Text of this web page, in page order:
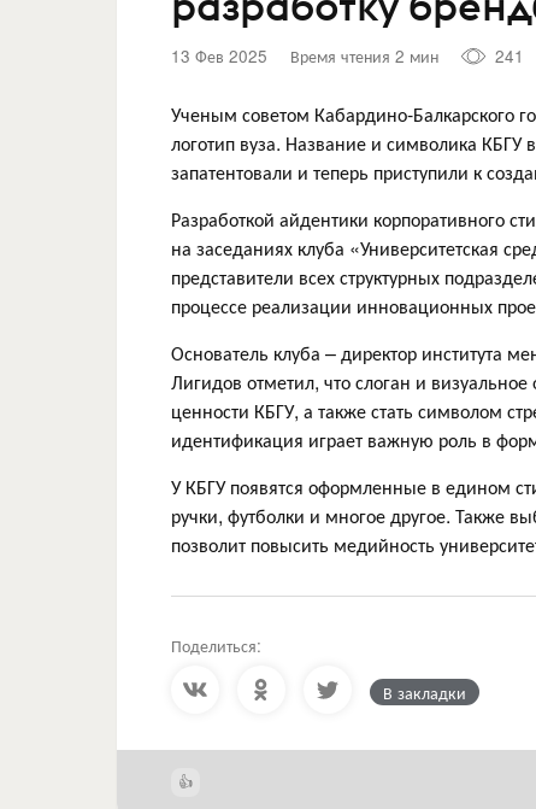
13 Фев 2025 Время чтения 2 мин 241
Ученым советом Кабардино-Балкарского
логотип вуза. Название и символика
запатентовали и теперь приступили к
Разработкой айдентики корпоративного
на заседаниях клуба «Университетская
представители всех структурных
процессе реализации инновационных
Основатель клуба – директор института
Лигидов отметил, что слоган и
ценности КБГУ, а также стать символом
идентификация играет важную роль в
У КБГУ появятся оформленные в едином
ручки, футболки и многое другое. Также
позволит повысить медийность
Поделиться:
В закладки